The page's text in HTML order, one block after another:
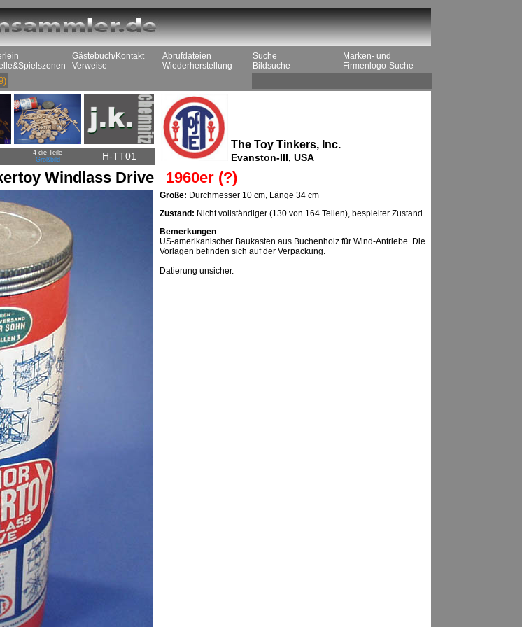
Gästebuch/Kontakt
Verweise
Abrufdateien
Wiederherstellung
Suche
Bildsuche
Marken- und
Firmenlogo-Suche
4 die Teile
Großbild
H-TT01
The Toy Tinkers, Inc.
Evanston-III, USA
Windlass Drive 1960er (?)
Größe: Durchmesser 10 cm, Länge 34 cm
Zustand: Nicht vollständiger (130 von 164 Teilen), bespielter Zustand.
Bemerkungen
US-amerikanischer Baukasten aus Buchenholz für Wind-Antriebe. Die
Vorlagen befinden sich auf der Verpackung.
Datierung unsicher.